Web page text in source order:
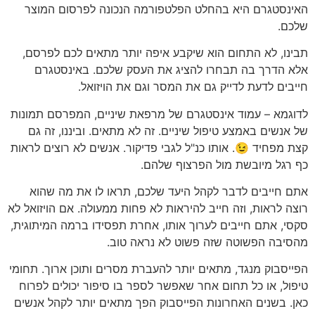
האינסטגרם היא בהחלט הפלטפורמה הנכונה לפרסום המוצר
שלכם.
תבינו, לא התחום הוא שיקבע איפה יותר מתאים לכם לפרסם,
אלא הדרך בה תבחרו להציג את העסק שלכם. באינסטגרם
חייבים לדעת לדייק גם את המסר וגם את הויזואל.
לדוגמא – עמוד אינסטגרם של מרפאת שיניים, המפרסם תמונות
של אנשים באמצע טיפול שיניים. זה לא מתאים. וביננו, זה גם
קצת מפחיד 😉. אותו כנ"ל לגבי פדיקור. אנשים לא רוצים לראות
כף רגל מיובשת מול הפרצוף שלהם.
אתם חייבים לדבר לקהל היעד שלכם, תראו לו את מה שהוא
רוצה לראות, וזה חייב להיראות לא פחות ממעולה. אם הויזואל לא
סקסי, אתם חייבים לערוך אותו, אחרת תפסידו ברמה המיתוגית,
מהסיבה הפשוטה שזה פשוט לא נראה טוב.
הפייסבוק מנגד, מתאים יותר להעברת מסרים ותוכן ארוך. תחומי
טיפול, או כל תחום אחר שאפשר לספר בו סיפור יכולים לפרוח
כאן. בשנים האחרונות הפייסבוק הפך מתאים יותר לקהל אנשים